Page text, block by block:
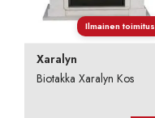
Ilmainen toimitus
Xaralyn
Biotakka Xaralyn Kos